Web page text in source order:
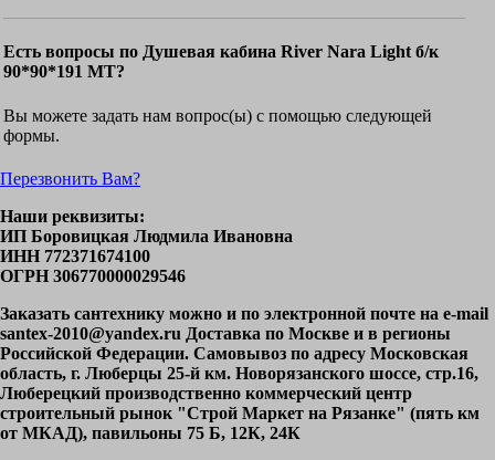
Есть вопросы по Душевая кабина River Nara Light б/к
90*90*191 МТ?
Вы можете задать нам вопрос(ы) с помощью следующей
формы.
Перезвонить Вам?
Наши реквизиты:
ИП Боровицкая Людмила Ивановна
ИНН 772371674100
ОГРН 306770000029546
Заказать сантехнику можно и по электронной почте на e-mail
santex-2010@yandex.ru Доставка по Москве и в регионы
Российской Федерации. Самовывоз по адресу Московская
область, г. Люберцы 25-й км. Новорязанского шоссе, стр.16,
Люберецкий производственно коммерческий центр
строительный рынок "Строй Маркет на Рязанке" (пять км
от МКАД), павильоны 75 Б, 12К, 24К